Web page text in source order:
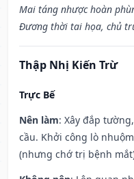
Mai táng nhược hoàn
Đương thời tai họa, chủ
Thập Nhị Kiến Trừ
Trực Bế
Nên làm: Xây đắp
cầu. Khởi công lò
(nhưng chớ trị bệnh